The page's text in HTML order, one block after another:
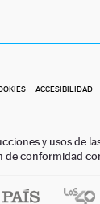
ACCESIBILIDAD
y usos de
de conformidad